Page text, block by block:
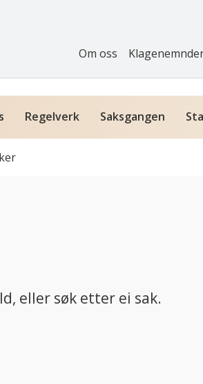
Om oss
Regelverk Saksgangen
eller søk etter ei sak.